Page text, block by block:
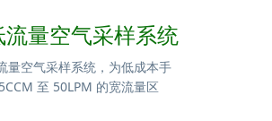
量空气采样系统
量空气采样系统，为低成本手
至 50LPM 的宽流量区